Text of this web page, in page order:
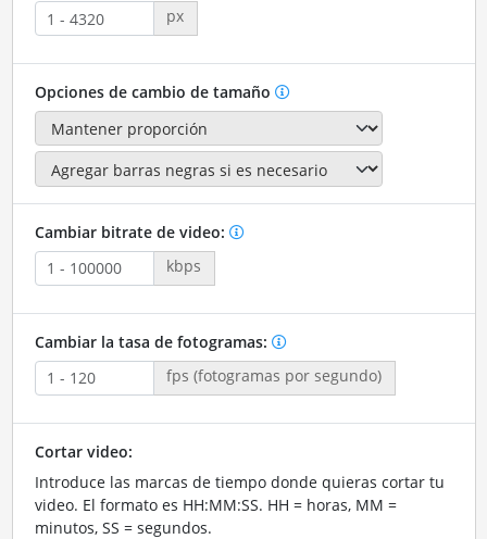
px
Opciones de cambio de tamaño
Cambiar bitrate de video:
kbps
Cambiar la tasa de fotogramas:
fps (fotogramas por segundo)
Cortar video:
Introduce las marcas de tiempo donde quieras cortar tu
video. El formato es HH:MM:SS. HH = horas, MM =
minutos, SS = segundos.